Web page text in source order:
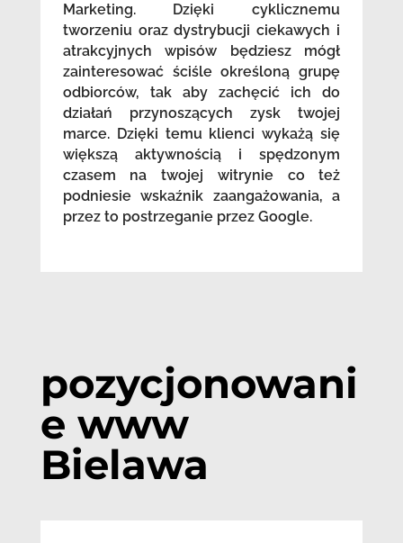
Marketing. Dzięki cyklicznemu
tworzeniu oraz dystrybucji ciekawych i
atrakcyjnych wpisów będziesz mógł
zainteresować ściśle określoną grupę
odbiorców, tak aby zachęcić ich do
działań przynoszących zysk twojej
marce. Dzięki temu klienci wykażą się
większą aktywnością i spędzonym
czasem na twojej witrynie co też
podniesie wskaźnik zaangażowania, a
przez to postrzeganie przez Google.
pozycjonowani
e www
Bielawa